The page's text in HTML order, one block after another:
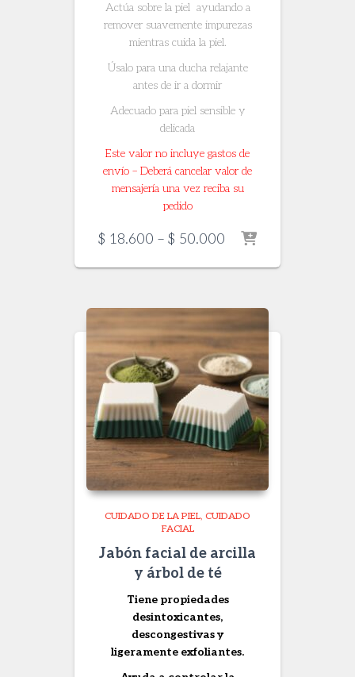
Actúa sobre la piel ayudando a
remover suavemente impurezas
mientras cuida la piel.
Úsalo para una ducha relajante
antes de ir a dormir
Adecuado para piel sensible y
delicada
Este valor no incluye gastos de
envío – Deberá cancelar valor de
mensajería una vez reciba su
pedido
$ 18.600 – $ 50.000 Price
$ 18.600
$ 50.000
CUIDADO DE LA PIEL CUIDADO
FACIAL
Jabón facial de arcilla
y árbol de té
Tiene propiedades
desintoxicantes,
descongestivas y
ligeramente exfoliantes.